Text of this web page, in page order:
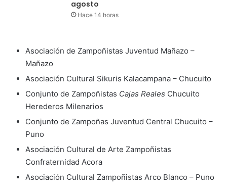
agosto
Hace 14 horas
Asociación de Zampoñistas Juventud Mañazo –
Mañazo
Asociación Cultural Sikuris Kalacampana – Chucuito
Conjunto de Zampoñistas Cajas Reales Chucuito
Herederos Milenarios
Conjunto de Zampoñas Juventud Central Chucuito –
Puno
Asociación Cultural de Arte Zampoñistas
Confraternidad Acora
Asociación Cultural Zampoñistas Arco Blanco – Puno